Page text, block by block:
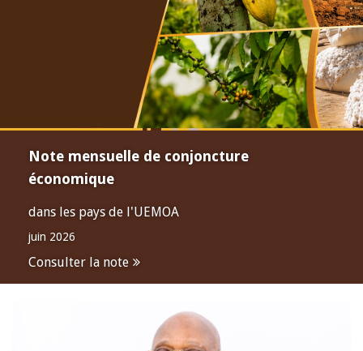
Note mensuelle de conjoncture
économique
dans les pays de l'UEMOA
juin 2026
Consulter la note